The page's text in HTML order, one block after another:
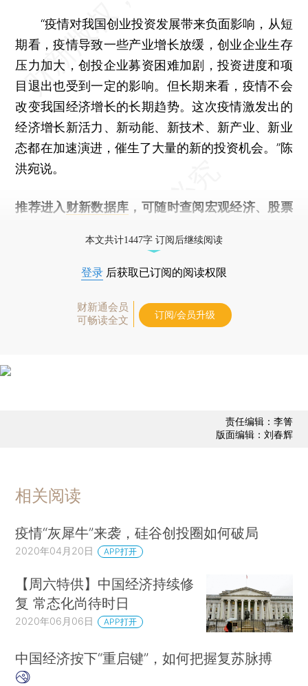
“疫情对我国创业投资发展带来负面影响，从短
期看，疫情导致一些产业增长放缓，创业企业生存
压力加大，创投企业募资困难加剧，投资进度和项
目退出也受到一定的影响。但长期来看，疫情不会
改变我国经济增长的长期趋势。这次疫情激发出的
经济增长新活力、新动能、新技术、新产业、新业
态都在加速演进，催生了大量的新的投资机会。”陈
洪宛说。
推荐进入 财新数据库 ，可随时查阅宏观经济、股票
本文共计1447字 订阅后继续阅读
登录 后获取已订阅的阅读权限
财新通会员
可畅读全文
订阅/会员升级
责任编辑：李箐
版面编辑：刘春辉
相关阅读
疫情“灰犀牛”来袭，硅谷创投圈如何破局
2020年04月20日 APP打开
【周六特供】中国经济持续修
复 常态化尚待时日
2020年06月06日 APP打开
中国经济按下“重启键”，如何把握复苏脉搏